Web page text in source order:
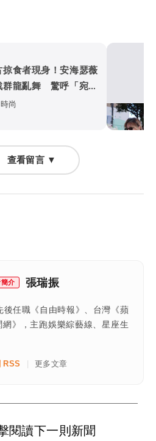
掠食者現身！安海瑟薇
群龍亂舞 驚呼「宛如
器」
尚
查看留言 ▼
介 張瑞振
後任職《自由時報》、台灣《蘋
》，主跑娛樂綜藝線、星座生
RSS 更多文章
閱讀下一則新聞